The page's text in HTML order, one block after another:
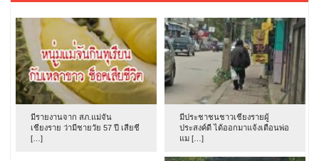
มีรายงานจาก สภ.แม่จัน
เชียงราย ว่ามีชายวัย 57 ปี เสียชี
[…]
มีประชาชนชาวเชียงรายผู้
ประสงค์ดี ได้ออกมาแจ้งเตือนพ่อ
แม […]